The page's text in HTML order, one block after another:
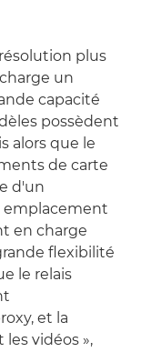
plus
un
capacité
possèdent
alors que le
de carte
d'un
emplacement
en charge
flexibilité
le relais
et la
vidéos »,